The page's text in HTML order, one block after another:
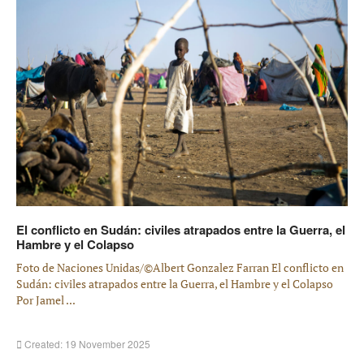
El conflicto en Sudán: civiles atrapados entre la Guerra, el
Hambre y el Colapso
Foto de Naciones Unidas/©Albert Gonzalez Farran El conflicto en
Sudán: civiles atrapados entre la Guerra, el Hambre y el Colapso
Por Jamel ...
Created: 19 November 2025